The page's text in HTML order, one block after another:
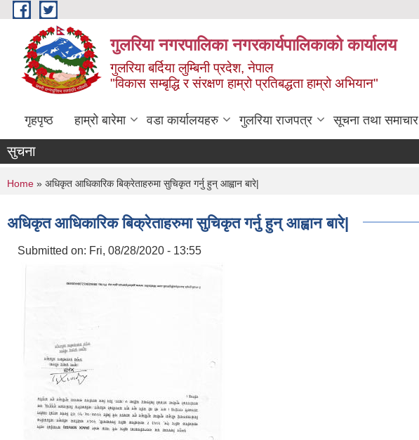
Skip to main content
गुलरिया नगरपालिका नगरकार्यपालिकाको कार्यालय
गुलरिया बर्दिया लुम्बिनी प्रदेश, नेपाल
"विकास सम्बृद्धि र संरक्षण हाम्रो प्रतिबद्धता हाम्रो अभियान"
गृहपृष्ठ हाम्रो बारेमा वडा कार्यालयहरु गुलरिया राजपत्र सूचना तथा समाचार
सुचना
You are here
Home » अधिकृत आधिकारिक बिक्रेताहरुमा सुचिकृत गर्नु हुन् आह्वान बारे|
अधिकृत आधिकारिक बिक्रेताहरुमा सुचिकृत गर्नु हुन् आह्वान बारे|
Submitted on: Fri, 08/28/2020 - 13:55